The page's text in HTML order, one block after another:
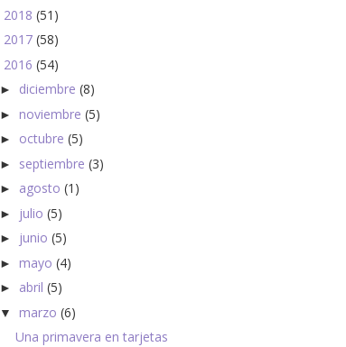
2018 (51)
2017 (58)
2016 (54)
► diciembre (8)
► noviembre (5)
► octubre (5)
► septiembre (3)
► agosto (1)
► julio (5)
► junio (5)
► mayo (4)
► abril (5)
▼ marzo (6)
Una primavera en tarjetas